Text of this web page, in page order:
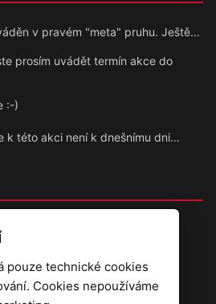
v pravém "meta" pruhu. Ještě…
prosím uvádět termín akce do
:-)
k této akci není k dnešnímu dni…
pouze technické cookies
Cookies nepoužíváme